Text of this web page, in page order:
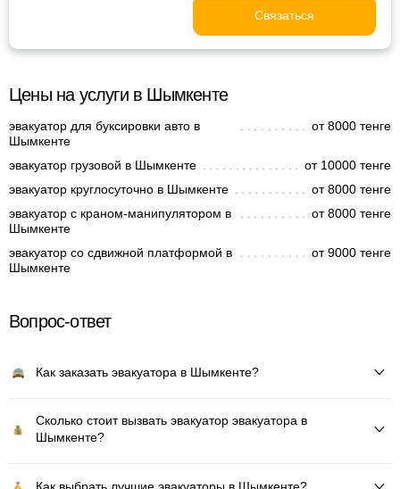
Связаться
Цены на услуги в Шымкенте
эвакуатор для буксировки авто в
Шымкенте
от 8000 тенге
эвакуатор грузовой в Шымкенте
от 10000 тенге
эвакуатор круглосуточно в Шымкенте
от 8000 тенге
эвакуатор с краном-манипулятором в
Шымкенте
от 8000 тенге
эвакуатор со сдвижной платформой в
Шымкенте
от 9000 тенге
Вопрос-ответ
Как заказать эвакуатора в Шымкенте?
Сколько стоит вызвать эвакуатор эвакуатора в
Шымкенте?
Как выбрать лучшие эвакуаторы в Шымкенте?